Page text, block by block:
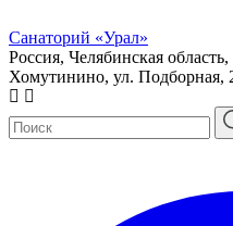
Санаторий «Урал»
Россия, Челябинская
Хомутинино, ул. Подборная,